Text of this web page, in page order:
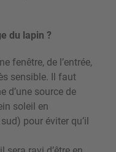
du lapin ?
fenêtre, de l’entrée,
sensible. Il faut
d’une source de
soleil en
pour éviter qu’il